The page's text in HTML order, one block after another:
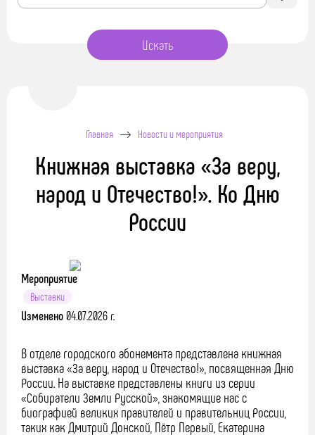
Главная Новости и мероприятия
Книжная выставка «За веру,
народ и Отечество!». Ко Дню
России
Мероприятие
Выставки
Изменено04.07.2026 г.
В отделе городского абонемента представлена книжная
выставка «За веру, народ и Отечество!», посвященная Дню
России. На выставке представлены книги из серии
«Собиратели Земли Русской», знакомящие нас с
биографией великих правителей и правительниц России,
таких как Дмитрий Донской, Пётр Первый, Екатерина